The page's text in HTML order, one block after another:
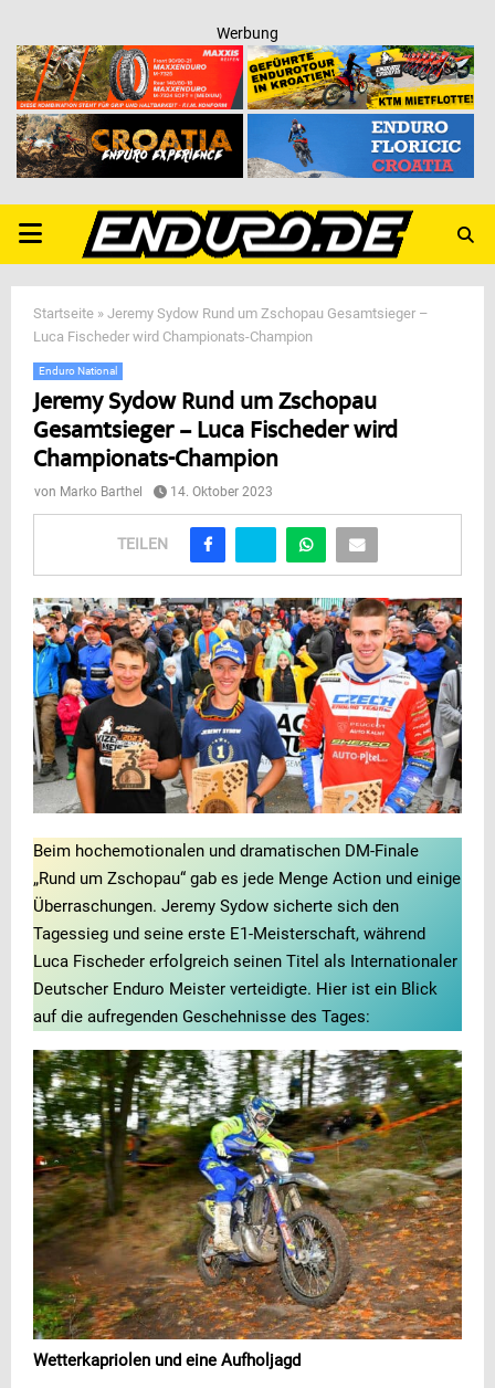
Werbung
PRIMARY
MENU
Startseite » Jeremy Sydow Rund um Zschopau Gesamtsieger –
Luca Fischeder wird Championats-Champion
Enduro National
Jeremy Sydow Rund um Zschopau
Gesamtsieger – Luca Fischeder wird
Championats-Champion
von Marko Barthel 14. Oktober 2023
TEILEN
Beim hochemotionalen und dramatischen DM-Finale
„Rund um Zschopau“ gab es jede Menge Action und einige
Überraschungen. Jeremy Sydow sicherte sich den
Tagessieg und seine erste E1-Meisterschaft, während
Luca Fischeder erfolgreich seinen Titel als Internationaler
Deutscher Enduro Meister verteidigte. Hier ist ein Blick
auf die aufregenden Geschehnisse des Tages:
Wetterkapriolen und eine Aufholjagd